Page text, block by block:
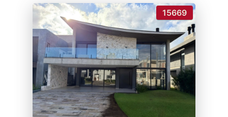
15669